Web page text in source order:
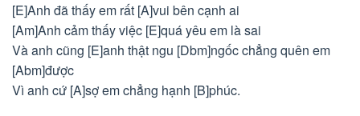
[E]Anh đã thấy em rất [A]vui bên cạnh ai
[Am]Anh cảm thấy việc [E]quá yêu em là sai
Và anh cũng [E]anh thật ngu [Dbm]ngốc chẳng quên em
[Abm]được
Vì anh cứ [A]sợ em chẳng hạnh [B]phúc.